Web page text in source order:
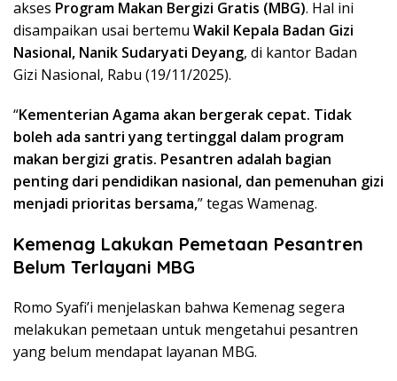
akses Program Makan Bergizi Gratis (MBG). Hal ini
disampaikan usai bertemu Wakil Kepala Badan Gizi
Nasional, Nanik Sudaryati Deyang, di kantor Badan
Gizi Nasional, Rabu (19/11/2025).
“Kementerian Agama akan bergerak cepat. Tidak
boleh ada santri yang tertinggal dalam program
makan bergizi gratis. Pesantren adalah bagian
penting dari pendidikan nasional, dan pemenuhan gizi
menjadi prioritas bersama,” tegas Wamenag.
Kemenag Lakukan Pemetaan Pesantren
Belum Terlayani MBG
Romo Syafi’i menjelaskan bahwa Kemenag segera
melakukan pemetaan untuk mengetahui pesantren
yang belum mendapat layanan MBG.